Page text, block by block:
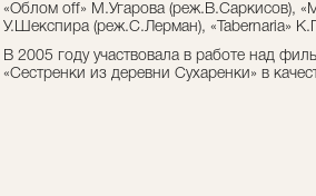
«Облом оff» М.Угарова (реж.В.Саркисов),
У.Шекспира (реж.С.Лерман), « Tabernaria»
В 2005 году участвовала в работе над
«Сестренки из деревни Сухаренки» в